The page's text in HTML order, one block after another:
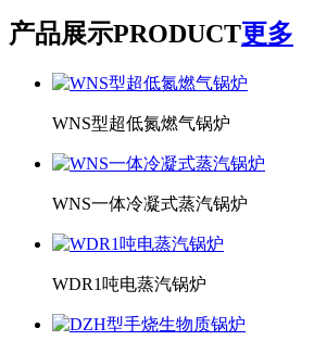
产品展示PRODUCT更多
WNS型超低氮燃气锅炉
WNS一体冷凝式蒸汽锅炉
WDR1吨电蒸汽锅炉